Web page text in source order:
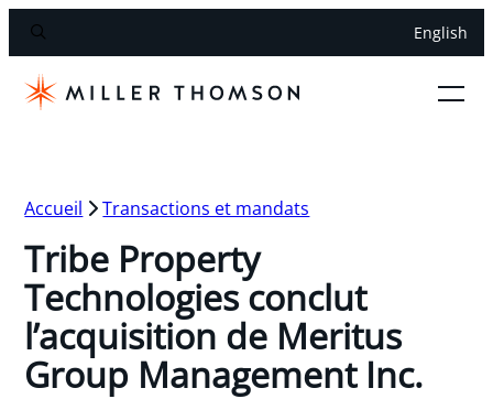
English
Accueil Transactions et mandats
Tribe Property
Technologies conclut
l’acquisition de Meritus
Group Management Inc.